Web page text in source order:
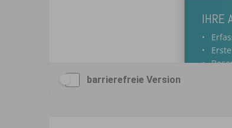
barrierefreie Version